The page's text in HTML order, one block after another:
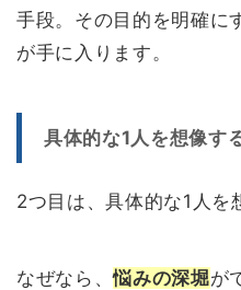
手段。その目的を明確に
が手に入ります。
具体的な1人を想像す
2つ目は、具体的な1人を
なぜなら、悩みの深堀が